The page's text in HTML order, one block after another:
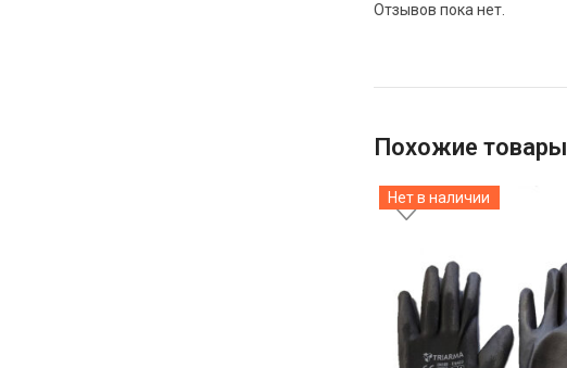
Отзывов пока нет.
Похожие товары
Нет в наличии